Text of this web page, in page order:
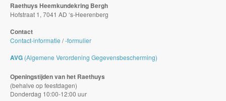
Raethuys Heemkundekring Bergh
Hofstraat 1, 7041 AD ‘s-Heerenberg
Contact
Contact-informatie /-formulier
AVG (Algemene Verordening Gegevensbescherming)
Openingstijden van het Raethuys
(behalve op feestdagen)
Donderdag 10:00-12:00 uur